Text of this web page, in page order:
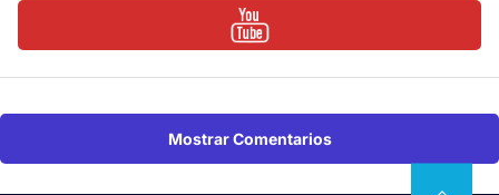
Mostrar Comentarios